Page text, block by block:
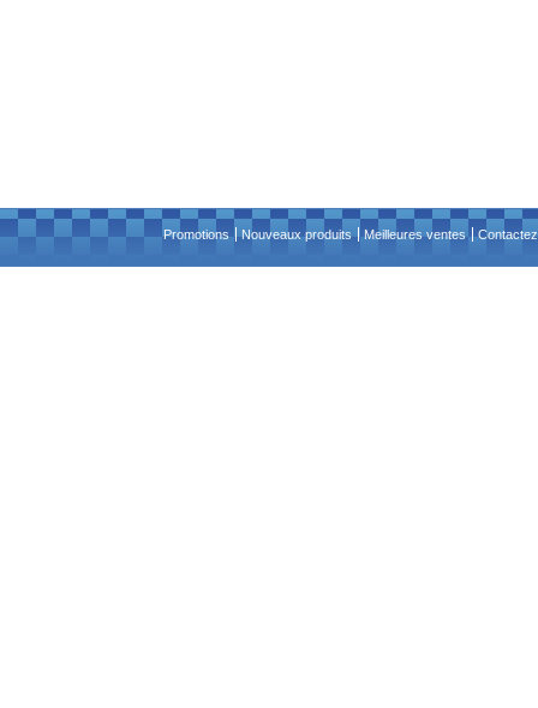
Promotions Nouveaux produits Meilleures ventes